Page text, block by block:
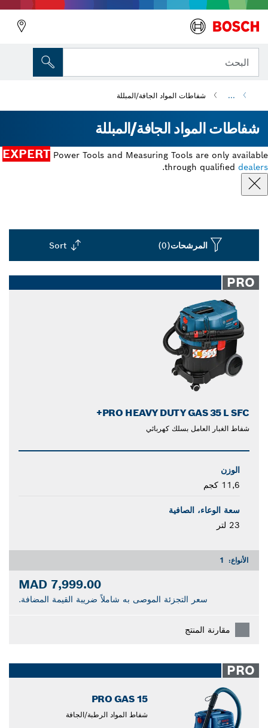
البحث
... شفاطات المواد الجافة/المبللة
شفاطات المواد الجافة/المبللة
EXPERT Power Tools and Measuring Tools are only available
through qualified dealers
.
المرشحات(0)
Sort
closed
PRO
PRO HEAVY DUTY GAS 35 L SFC+
شفاط الغبار العامل بسلك كهربائي
الوزن
11,6 كجم
سعة الوعاء، الصافية
23 لتر
الأنواع: 1
7,999.00 MAD
سعر التجزئة الموصى به شاملاً ضريبة القيمة المضافة.
مقارنة المنتج
PRO
PRO GAS 15
شفاط المواد الرطبة/الجافة